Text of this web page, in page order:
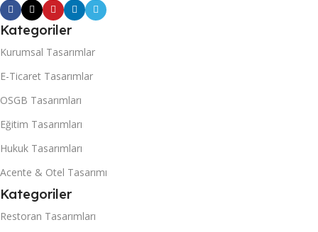
Kategoriler
Kurumsal Tasarımlar
E-Ticaret Tasarımlar
OSGB Tasarımları
Eğitim Tasarımları
Hukuk Tasarımları
Acente & Otel Tasarımı
Kategoriler
Restoran Tasarımları